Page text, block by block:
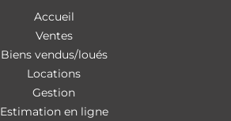
Accueil
Ventes
Biens vendus/loués
Locations
Gestion
Estimation en ligne